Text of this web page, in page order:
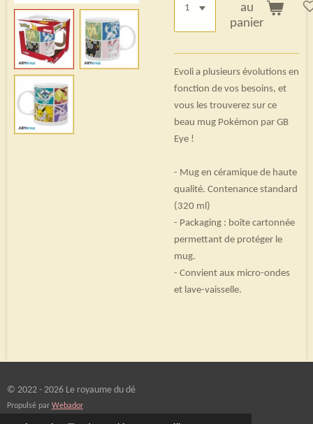
au
panier
Evoli a plusieurs évolutions en
fonction de vos besoins, et
vous les trouverez sur ce
beau mug Pokémon par GB
Eye !
- Mug en céramique de haute
qualité. Contenance standard
(320 ml)
- Packaging : boîte cartonnée
permettant de protéger le
mug.
- Convient aux micro-ondes
et lave-vaisselle.
© 2022 - 2026 Le royaume du dé
Propulsé par Webador